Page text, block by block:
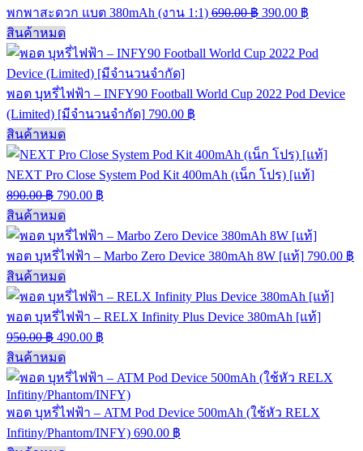
พกพาสะดวก แบต 380mAh (งาน 1:1) 690.00฿ 390.00 ฿
สินค้าหมด
พอต บุหรี่ไฟฟ้า – INFY90 Football World Cup 2022 Pod Device
(Limited) [มีจำนวนจำกัด] 790.00 ฿
สินค้าหมด
NEXT Pro Close System Pod Kit 400mAh (เน็ก โปร) [แท้]
890.00฿ 790.00 ฿
สินค้าหมด
พอต บุหรี่ไฟฟ้า – Marbo Zero Device 380mAh 8W [แท้] 790.00 ฿
สินค้าหมด
พอต บุหรี่ไฟฟ้า – RELX Infinity Plus Device 380mAh [แท้]
950.00฿ 490.00 ฿
สินค้าหมด
พอต บุหรี่ไฟฟ้า – ATM Pod Device 500mAh (ใช้หัว RELX
Infitiny/Phantom/INFY) 690.00 ฿